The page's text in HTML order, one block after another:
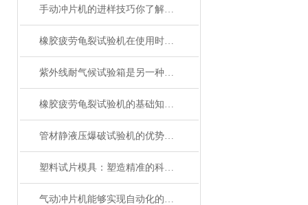
手动冲片机的进样技巧你了解吗？
橡胶疲劳龟裂试验机在使用时需要注意样品准备等事项
紫外线耐气候试验箱是另一种模拟光照的光老化试验设备
橡胶疲劳龟裂试验机的基础知识，一篇搞定
管材静液压爆破试验机的优势主要体现在这些方面！
塑料试片模具：塑造精准的科研基石
气动冲片机能够实现自动化的生产流程